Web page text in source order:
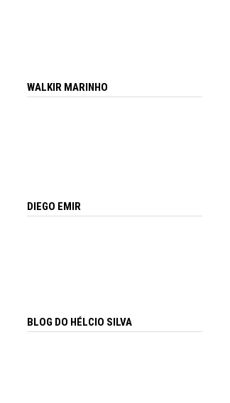
WALKIR MARINHO
DIEGO EMIR
BLOG DO HÉLCIO SILVA